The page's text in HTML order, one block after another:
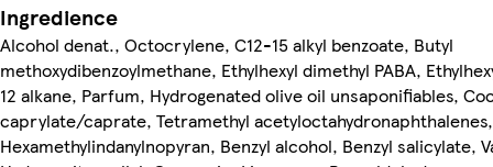
Ingredience
Alcohol denat., Octocrylene, C12-15 alkyl benzoate, Butyl
methoxydibenzoylmethane, Ethylhexyl dimethyl PABA,
12 alkane, Parfum, Hydrogenated olive oil unsaponifiables,
caprylate/caprate, Tetramethyl acetyloctahydronaphthalenes,
Hexamethylindanylnopyran, Benzyl alcohol, Benzyl salicylate,